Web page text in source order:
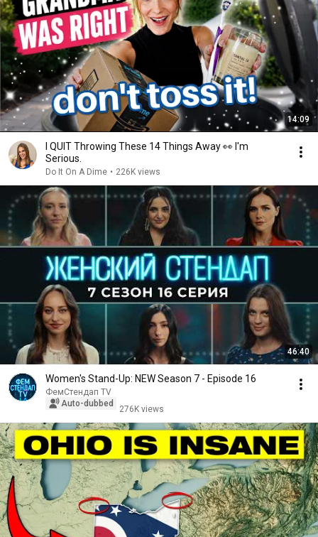
14:09
I QUIT Throwing These 14 Things Away 👀 I'm
Serious.
Do It On A Dime • 226K views
46:40
Women's Stand-Up: NEW Season 7 - Episode 16
ФемСтендап TV
Auto-dubbed
276K views